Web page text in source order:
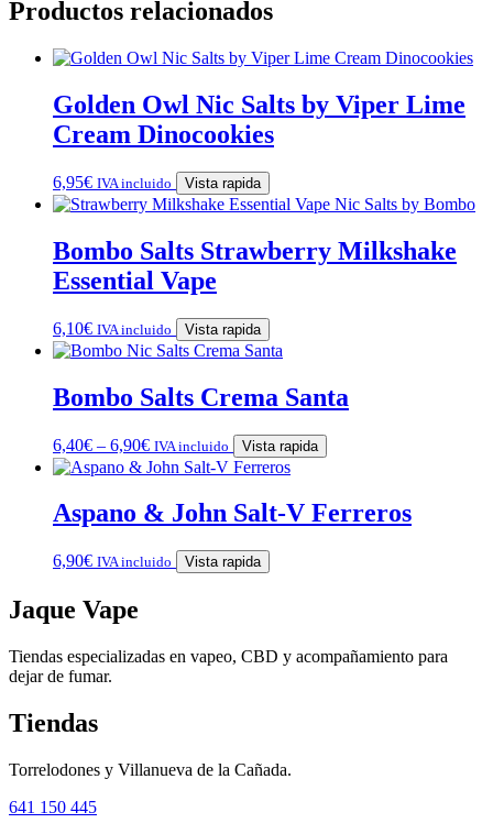
Productos relacionados
Golden Owl Nic Salts by Viper Lime
Cream Dinocookies
6,95€ IVA incluido Vista rapida
Bombo Salts Strawberry Milkshake
Essential Vape
6,10€ IVA incluido Vista rapida
Bombo Salts Crema Santa
6,40€ – 6,90€ IVA incluido Vista rapida
Aspano & John Salt-V Ferreros
6,90€ IVA incluido Vista rapida
Jaque Vape
Tiendas especializadas en vapeo, CBD y acompañamiento para
dejar de fumar.
Tiendas
Torrelodones y Villanueva de la Cañada.
641 150 445